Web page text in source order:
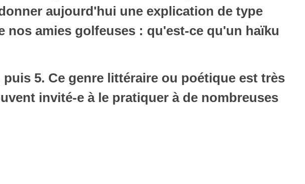
aujourd'hui une explication de type
nos amies golfeuses : qu'est-ce qu'un haïku
5. Ce genre littéraire ou poétique est très
invité-e à le pratiquer à de nombreuses